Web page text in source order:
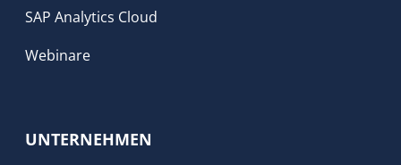
SAP Analytics Cloud
Webinare
UNTERNEHMEN